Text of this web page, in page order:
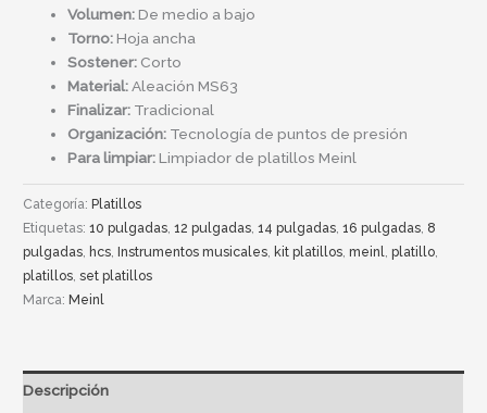
Volumen:De medio a bajo
Torno:Hoja ancha
Sostener: Corto
Material: Aleación MS63
Finalizar: Tradicional
Organización: Tecnología de puntos de presión
Para limpiar:Limpiador de platillos Meinl
Categoría:Platillos
Etiquetas:10 pulgadas ,12 pulgadas ,14 pulgadas ,16 pulgadas 8
pulgadas ,hcs ,Instrumentos musicales ,kit platillos ,meinl ,platillo
platillos ,set platillos
Marca:Meinl
Descripción